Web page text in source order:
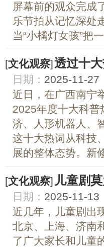
屏幕前的观众完成
乐节拍从记忆深处
当“小橘灯女孩”把
[文化观察]透过十
日期： 2025-11-27
近日，在广西南宁
2025年度十大科
济、人形机器人、
这十大热词从科技
展的整体态势。新
[文化观察] 儿童剧
日期： 2025-11-13
近几年，儿童剧出
北京、上海、济南
了广大家长和儿童